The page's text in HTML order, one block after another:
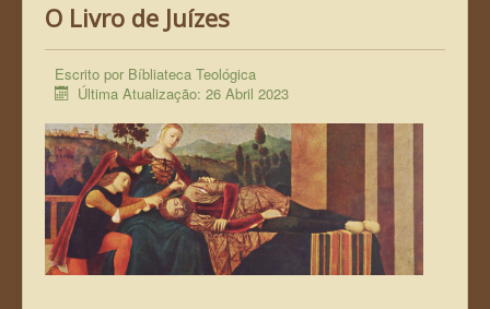
Leia a Bíblia
Conheça Jesus
A Bíbliateca Teológica
Declaração de Fé
Teologia Bíblica
Bibliografia
O Livro de Juízes
Escrito por Bíbliateca Teológica
Última Atualização: 26 Abril 2023